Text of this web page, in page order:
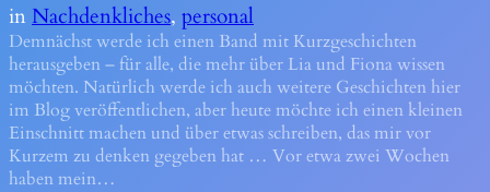
in Nachdenkliches, personal
Demnächst werde ich einen Band mit Kurzgeschichten
herausgeben – für alle, die mehr über Lia und Fiona wissen
möchten. Natürlich werde ich auch weitere Geschichten hier
im Blog veröffentlichen, aber heute möchte ich einen kleinen
Einschnitt machen und über etwas schreiben, das mir vor
Kurzem zu denken gegeben hat … Vor etwa zwei Wochen
haben mein…